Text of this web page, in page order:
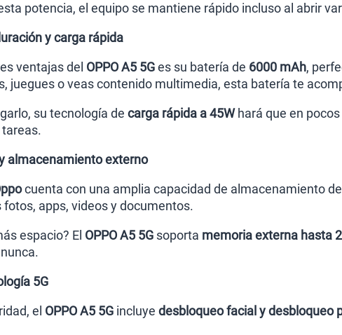
potencia, el equipo se mantiene rápido incluso al abrir
y carga rápida
ventajas del OPPO A5 5Ges su batería de 6000 mAh,
juegues o veas contenido multimedia, esta batería te
su tecnología de carga rápida a 45Whará que en
almacenamiento externo
cuenta con una amplia capacidad de almacenamiento de
apps, videos y documentos.
espacio? El OPPO A5 5G soporta memoria externa hasta
5G
el OPPO A5 5G incluye desbloqueo facial y desbloqueo